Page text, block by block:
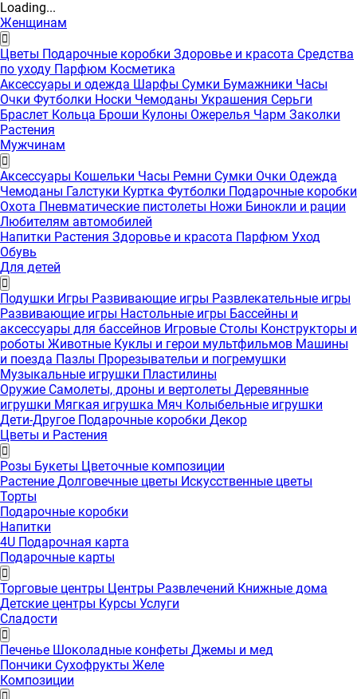
Loading...
Женщинам
Цветы Подарочные коробки Здоровье и красота Средства
по уходу Парфюм Косметика
Аксессуары и одежда Шарфы Сумки Бумажники Часы
Очки Футболки Носки Чемоданы Украшения Серьги
Браслет Кольца Броши Кулоны Ожерелья Чарм Заколки
Растения
Мужчинам
Аксессуары Кошельки Часы Ремни Сумки Очки Одежда
Чемоданы Галстуки Куртка Футболки Подарочные коробки
Охота Пневматические пистолеты Ножи Бинокли и рации
Любителям автомобилей
Напитки Растения Здоровье и красота Парфюм Уход
Обувь
Для детей
Подушки Игры Развивающие игры Развлекательные игры
Развивающие игры Настольные игры Бассейны и
аксессуары для бассейнов Игровые Столы Конструкторы и
роботы Животные Куклы и герои мультфильмов Машины
и поезда Пазлы Прорезывательи и погремушки
Музыкальные игрушки Пластилины
Оружие Самолеты, дроны и вертолеты Деревянные
игрушки Мягкая игрушка Мяч Колыбельные игрушки
Дети-Другое Подарочные коробки Декор
Цветы и Растения
Розы Букеты Цветочные композиции
Растение Долговечные цветы Искусственные цветы
Торты
Подарочные коробки
Напитки
4U Подарочная карта
Подарочные карты
Торговые центры Центры Развлечений Книжные дома
Детские центры Курсы Услуги
Сладости
Печенье Шоколадные конфеты Джемы и мед
Пончики Сухофрукты Желе
Композиции